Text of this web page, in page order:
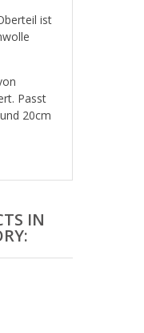
ist
Passt
20cm
IN